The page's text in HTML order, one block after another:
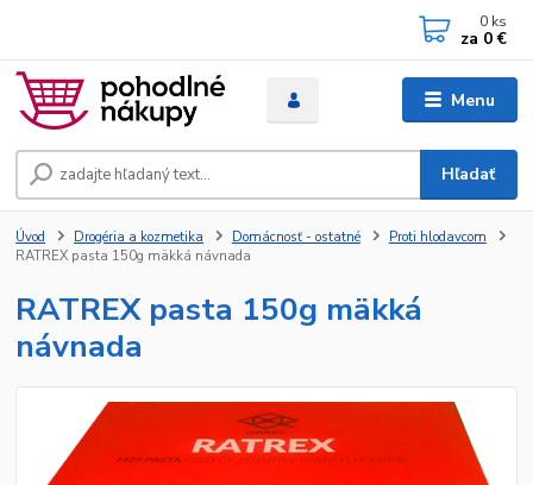
Menu
Hľadať
0 ks
za 0 €
Úvod Drogéria a kozmetika Domácnosť - ostatné
Proti hlodavcom
RATREX pasta 150g mäkká návnada
RATREX pasta 150g mäkká
návnada